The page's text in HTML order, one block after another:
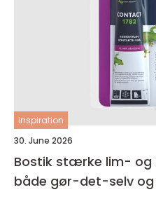
inspiration
30. June 2026
Bostik stærke lim- og klæbeløsninger til
både gør-det-selv og